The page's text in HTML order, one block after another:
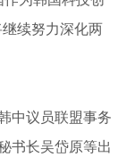
续努力深化两
中议员联盟事务
书长吴岱原等出